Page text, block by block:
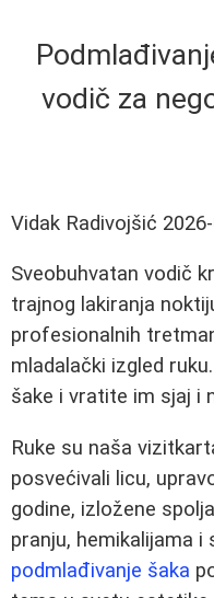
vodič za
Vidak Radivojšić
Sveobuhvatan vodič
trajnog lakiranja
profesionalnih
mladalački izgled
šake i vratite im sjaj i
Ruke su naša
posvećivali licu,
godine, izložene
pranju, hemikalijama i
podmlađivanje šaka